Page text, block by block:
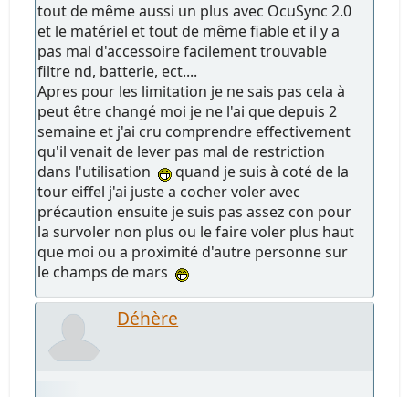
tout de même aussi un plus avec OcuSync 2.0
et le matériel et tout de même fiable et il y a
pas mal d'accessoire facilement trouvable
filtre nd, batterie, ect....
Apres pour les limitation je ne sais pas cela à
peut être changé moi je ne l'ai que depuis 2
semaine et j'ai cru comprendre effectivement
qu'il venait de lever pas mal de restriction
dans l'utilisation
quand je suis à coté de la
tour eiffel j'ai juste a cocher voler avec
précaution ensuite je suis pas assez con pour
la survoler non plus ou le faire voler plus haut
que moi ou a proximité d'autre personne sur
le champs de mars
Déhère